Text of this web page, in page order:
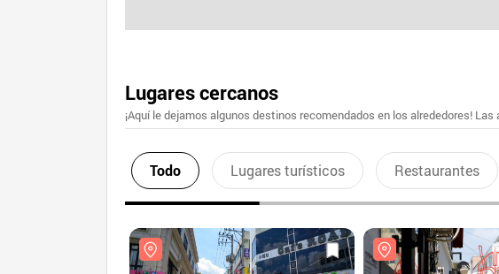
Lugares cercanos
¡Aquí le dejamos algunos destinos recomendados en los alrededores!
Todo Lugares turísticos Restaurantes